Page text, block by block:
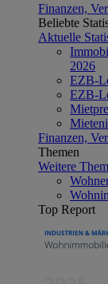
Finanzen,
Beliebte
Aktuelle
2026
EZB-
EZB-
Finanzen,
Themen
Weitere
Top Report